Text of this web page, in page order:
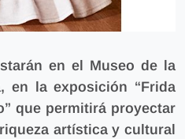
en el Museo de la
en la exposición “Frida
que permitirá proyectar
artística y cultural